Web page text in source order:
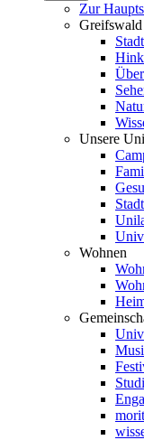
Zur
Unsere
Wohnen